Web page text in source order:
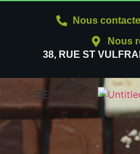
Nous
Nous
38, RUE ST